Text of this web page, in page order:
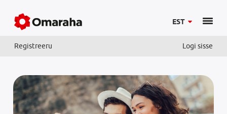
EST
Registreeru Logi sisse